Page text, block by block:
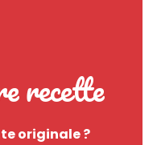
recette
originale ?